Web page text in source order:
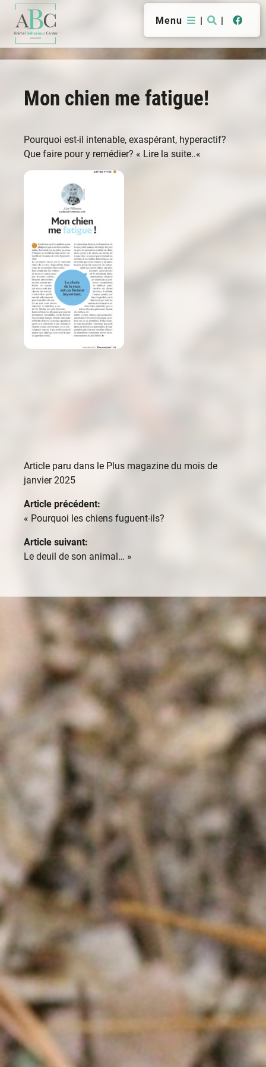
Menu | |
Mon chien me fatigue!
Pourquoi est-il intenable, exaspérant, hyperactif?
Que faire pour y remédier? « Lire la suite..«
Article paru dans le Plus magazine du mois de
janvier 2025
Article précédent:
« Pourquoi les chiens fuguent-ils?
Article suivant:
Le deuil de son animal… »